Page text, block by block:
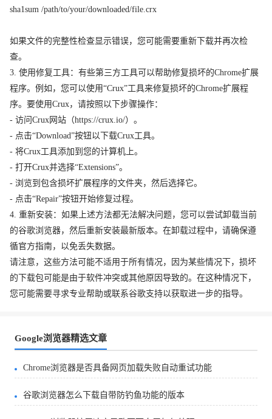
sha1sum /path/to/your/downloaded/file.crx
如果文件的完整性检查显示错误，您可能需要重新下载并再次检
查。
3. 使用修复工具：有些第三方工具可以帮助修复损坏的Chrome扩展
程序。例如，您可以使用“Crux”工具来修复损坏的Chrome扩展程
序。要使用Crux，请按照以下步骤操作：
- 访问Crux网站（https://crux.io/）。
- 点击“Download”按钮以下载Crux工具。
- 将Crux工具添加到您的计算机上。
- 打开Crux并选择“Extensions”。
- 浏览到包含损坏扩展程序的文件夹，然后选择它。
- 点击“Repair”按钮开始修复过程。
4. 重新安装：如果上述方法都无法解决问题，您可以尝试卸载当前
的谷歌浏览器，然后重新安装最新版本。在卸载过程中，请确保遵
循官方指南，以免丢失数据。
请注意，这些方法可能不适用于所有情况，因为某些情况下，损坏
的下载包可能是由于软件冲突或其他原因导致的。在这种情况下，
您可能需要寻求专业帮助或联系谷歌支持以获取进一步的指导。
Google浏览器精选文章
Chrome浏览器是否具备网页加载失败自动重试功能
谷歌浏览器怎么下载自带防钓鱼功能的版本